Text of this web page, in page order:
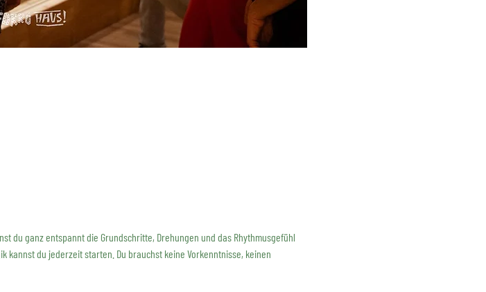
du ganz entspannt die Grundschritte, Drehungen und das Rhythmusgefühl
kannst du jederzeit starten. Du brauchst keine Vorkenntnisse, keinen